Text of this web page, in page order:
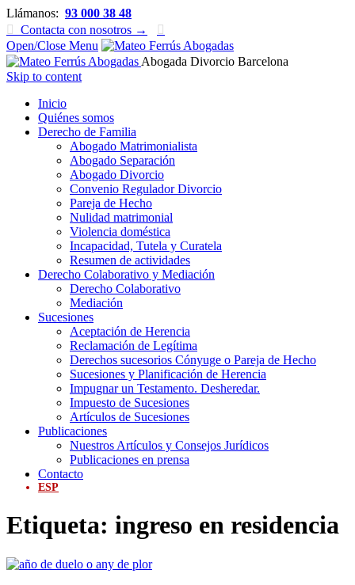
Llámanos: 93 000 38 48

Contacta con nosotros →

Open/Close Menu
Abogada Divorcio Barcelona
Skip to content
Inicio
Quiénes somos
Derecho de Familia
Abogado Matrimonialista
Abogado Separación
Abogado Divorcio
Convenio Regulador Divorcio
Pareja de Hecho
Nulidad matrimonial
Violencia doméstica
Incapacidad, Tutela y Curatela
Resumen de actividades
Derecho Colaborativo y Mediación
Derecho Colaborativo
Mediación
Sucesiones
Aceptación de Herencia
Reclamación de Legítima
Derechos sucesorios Cónyuge o Pareja de Hecho
Sucesiones y Planificación de Herencia
Impugnar un Testamento. Desheredar.
Impuesto de Sucesiones
Artículos de Sucesiones
Publicaciones
Nuestros Artículos y Consejos Jurídicos
Publicaciones en prensa
Contacto
ESP
Etiqueta: ingreso en residencia